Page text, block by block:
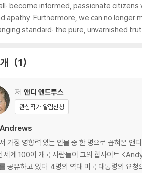
become informed, passionate
apathy. Furthermore, we can no
standard: the pure, unvarnished
1
저 앤디 앤드루스
관심작가 알림신청
가장 영향력 있는 인물 중 한 명으로 꼽혀온 앤
세계 100여 개국 사람들이 그의 웹사이트
청으로 백악관에서 연설을 한 바 있는 앤디 앤드루스는 세계적으로 수백만 부가 팔린 《폰더 씨의 위대한 하루》와 뉴